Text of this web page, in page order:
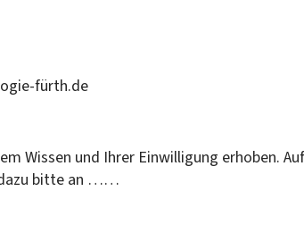
fürth.de
Wissen und Ihrer Einwilligung erhoben.
dazu bitte an ……